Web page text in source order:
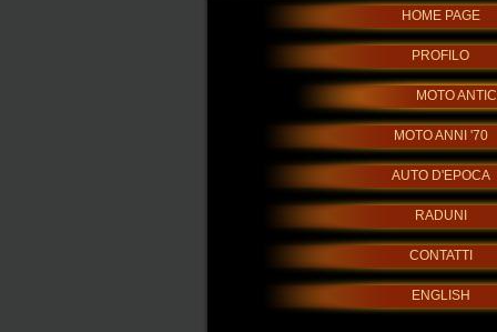
HOME PAGE
PROFILO
MOTO
MOTO ANNI '70
AUTO D'EPOCA
RADUNI
CONTATTI
ENGLISH